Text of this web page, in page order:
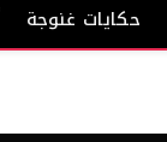
حكايات غنوجة